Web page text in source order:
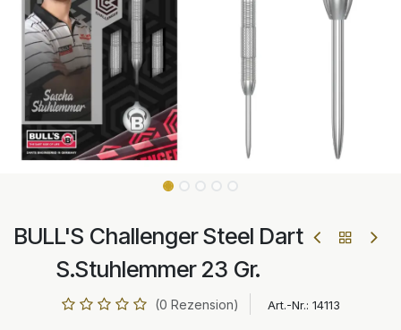
BULL'S Challenger Steel Dart
S.Stuhlemmer 23 Gr.
(0 Rezension) Art.-Nr.: 14113